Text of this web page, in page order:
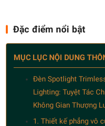
Đặc điểm nổi bật
MỤC LỤC NỘI DUNG
Đèn Spotlight
Lighting: Tuyệt Tác
Không Gian Thượng
1. Thiết kế phẳng vô